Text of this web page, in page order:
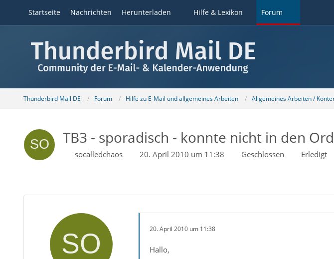
Startseite Nachrichten Herunterladen Hilfe & Lexikon Forum
Thunderbird Mail DE Forum Hilfe zu E-Mail und allgemeines Arbeiten Allgemeines Arbeiten /
TB3 - sporadisch - konnte nicht in den
socalledchaos 20. April 2010 um 11:38 Geschlossen Erledigt
20. April 2010 um 11:38
Hallo,